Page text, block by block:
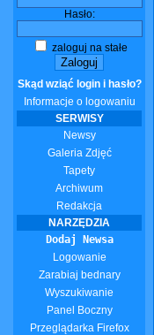
Hasło:
zaloguj na stałe
Skąd wziąć login i hasło?
Informacje o logowaniu
SERWISY
Newsy
Galeria Zdjęć
Tapety
Archiwum
Redakcja
NARZĘDZIA
Dodaj Newsa
Logowanie
Zarabiaj bednary
Wyszukiwanie
Panel Boczny
Przeglądarka Firefox